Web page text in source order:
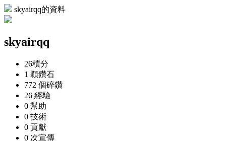
skyairqq的資料
skyairqq
26積分
1 顆鑽石
772 個碎鑽
26 經驗
0 幫助
0 技術
0 貢獻
0 次宣傳